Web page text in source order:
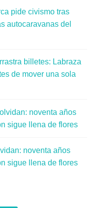
pide civismo tras
autocaravanas del
billetes: Labraza
de mover una sola
noventa años
sigue llena de flores
noventa años
sigue llena de flores